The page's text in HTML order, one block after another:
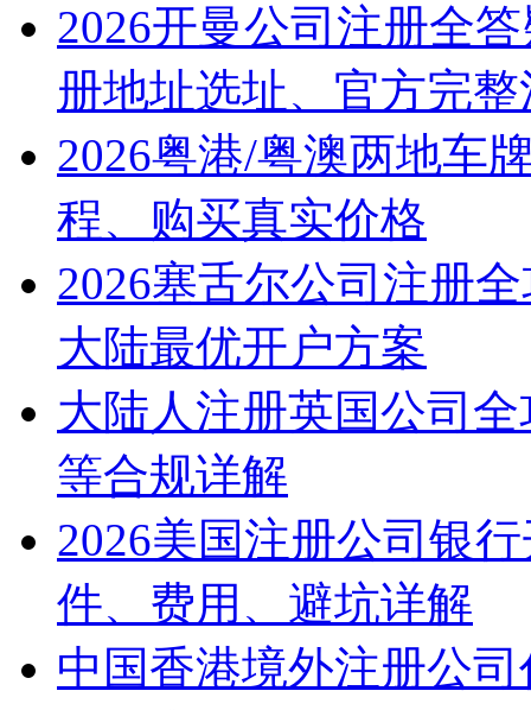
2026开曼公司注册全
册地址选址、官方完
2026粤港/粤澳两地车
程、购买真实价格
2026塞舌尔公司注册
大陆最优开户方案
大陆人注册英国公司
等合规详解
2026美国注册公司银
件、费用、避坑详解
中国香港境外注册公